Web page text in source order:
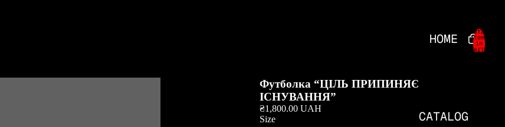
HOME
CATALOG
Total
items
in
cart:
Футболка “ЦІЛЬ ПРИПИНЯЄ
ІСНУВАННЯ”
₴1,800.00 UAH
Size